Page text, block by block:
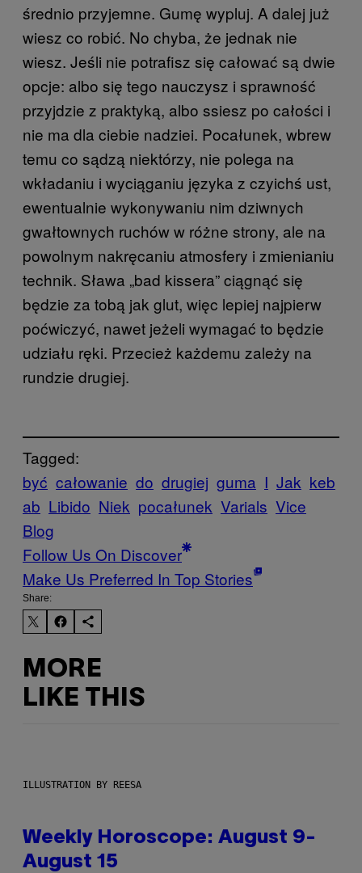
średnio przyjemne. Gumę wypluj. A dalej już
wiesz co robić. No chyba, że jednak nie
wiesz. Jeśli nie potrafisz się całować są dwie
opcje: albo się tego nauczysz i sprawność
przyjdzie z praktyką, albo ssiesz po całości i
nie ma dla ciebie nadziei. Pocałunek, wbrew
temu co sądzą niektórzy, nie polega na
wkładaniu i wyciąganiu języka z czyichś ust,
ewentualnie wykonywaniu nim dziwnych
gwałtownych ruchów w różne strony, ale na
powolnym nakręcaniu atmosfery i zmienianiu
technik. Sława „bad kissera” ciągnąć się
będzie za tobą jak glut, więc lepiej najpierw
poćwiczyć, nawet jeżeli wymagać to będzie
udziału ręki. Przecież każdemu zależy na
rundzie drugiej.
Tagged:
być całowanie do drugiej guma I Jak keb
ab Libido Niek pocałunek Varials Vice
Blog
Follow Us On Discover
Make Us Preferred In Top Stories
Share:
MORE
LIKE THIS
ILLUSTRATION BY REESA
Weekly Horoscope: August 9-
August 15